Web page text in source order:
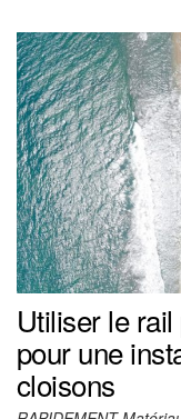
Utiliser le
pour une
cloisons